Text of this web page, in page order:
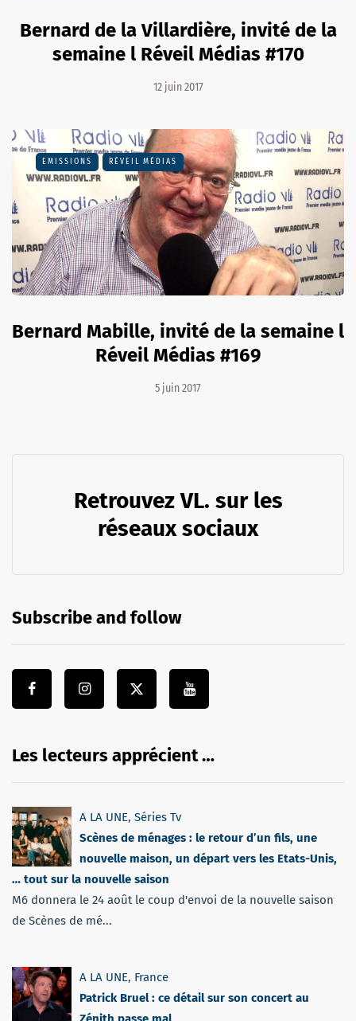
Bernard de la Villardière, invité de la
semaine l Réveil Médias #170
12 juin 2017
EMISSIONS RÉVEIL MÉDIAS
Bernard Mabille, invité de la semaine l
Réveil Médias #169
5 juin 2017
Retrouvez VL. sur les
réseaux sociaux
Subscribe and follow
Les lecteurs apprécient …
A LA UNE, Séries Tv
Scènes de ménages : le retour d’un fils, une
nouvelle maison, un départ vers les Etats-Unis,
… tout sur la nouvelle saison
M6 donnera le 24 août le coup d'envoi de la nouvelle saison
de Scènes de mé...
A LA UNE, France
Patrick Bruel : ce détail sur son concert au